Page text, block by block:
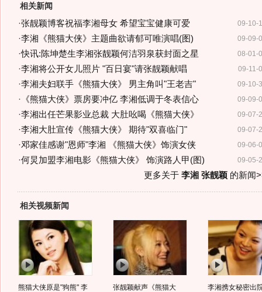
相关新闻
09-10-
·张靓颖博客祝福李湘母女 希望宝宝健康可爱
09-09-
·李湘《熊猫大侠》主题曲欲请郁可唯演唱(图)
08-01-
·快讯:陈坤楚生李湘张靓颖何洁羽泉获封面之星
09-11-
·李湘将公开女儿照片 "百日宴"请张靓颖献唱
09-10-
·李湘夫妇联手《熊猫大侠》 男主角叫"王老吉"
09-09-
· 《熊猫大侠》票房要冲亿 李湘低调于冬表信心
09-07-
·李湘出任芒果影业总裁 大肚吆喝《熊猫大侠》
09-07-
·李湘大肚宣传《熊猫大侠》 期待"双喜临门"
09-06-
·邓家佳感谢"恩师"李湘 《熊猫大侠》饰演女侠
09-05-
·何炅加盟李湘电影《熊猫大侠》 饰演路人甲(图)
更多关于 李湘 张靓颖的新闻
相关视频新闻
熊猫大侠原是"狗熊" 李
张靓颖献声《熊猫大
李湘携女秘密出